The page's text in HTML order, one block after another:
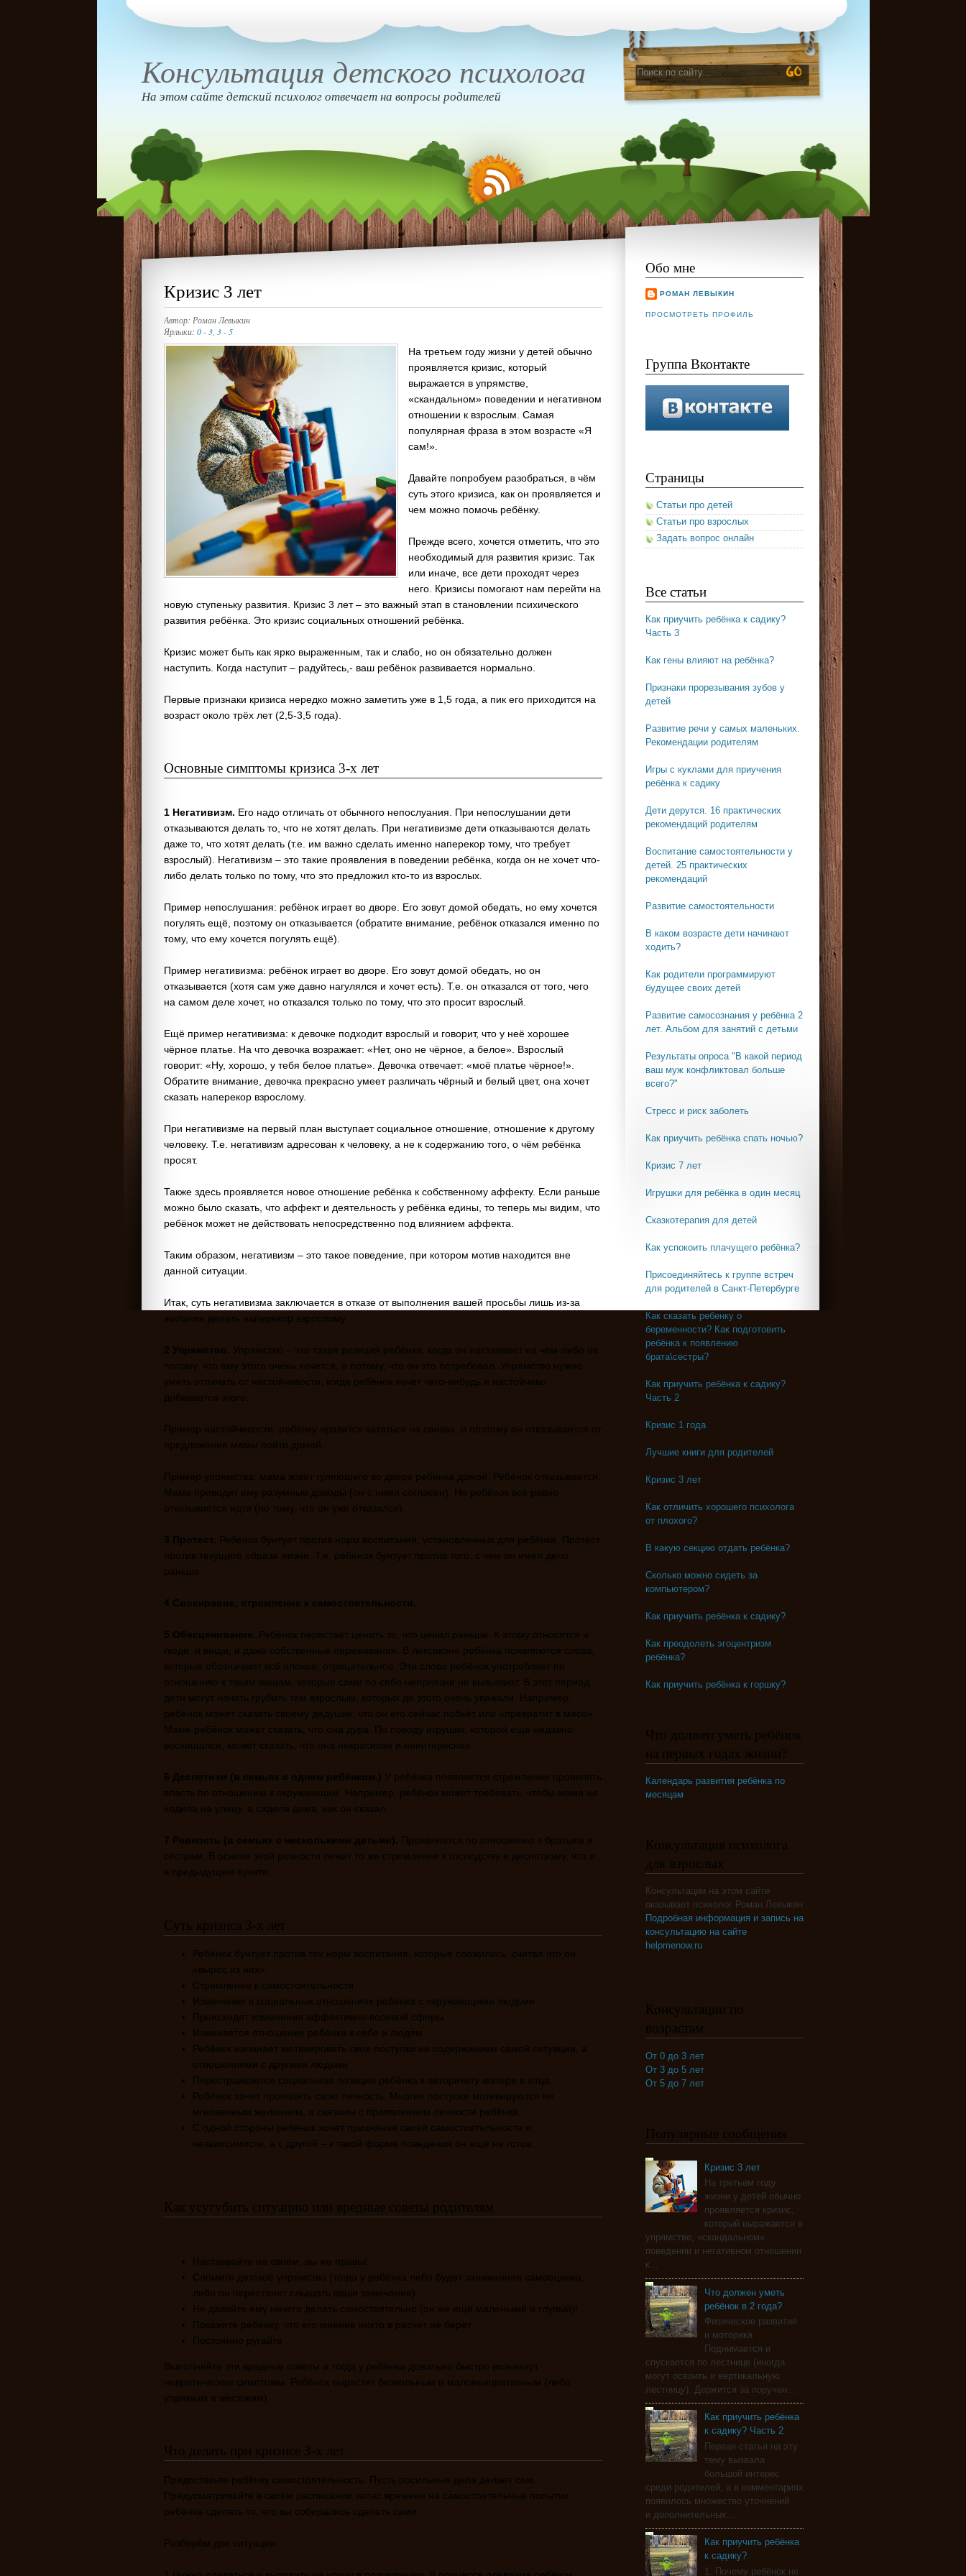
Консультация детского психолога
На этом сайте детский психолог отвечает на вопросы родителей
Кризис 3 лет
Автор: Роман Левыкин
Ярлыки: 0 - 3 3 - 5
На третьем году жизни у детей обычно
проявляется кризис, который
выражается в упрямстве,
«скандальном» поведении и негативном
отношении к взрослым. Самая
популярная фраза в этом возрасте «Я
сам!».
Давайте попробуем разобраться, в чём
суть этого кризиса, как он проявляется и
чем можно помочь ребёнку.
Прежде всего, хочется отметить, что это
необходимый для развития кризис. Так
или иначе, все дети проходят через
него. Кризисы помогают нам перейти на
новую ступеньку развития. Кризис 3 лет – это важный этап в становлении психического
развития ребёнка. Это кризис социальных отношений ребёнка.
Кризис может быть как ярко выраженным, так и слабо, но он обязательно должен
наступить. Когда наступит – радуйтесь,- ваш ребёнок развивается нормально.
Первые признаки кризиса нередко можно заметить уже в 1,5 года, а пик его приходится на
возраст около трёх лет (2,5-3,5 года).
Основные симптомы кризиса 3-х лет
1 Негативизм. Его надо отличать от обычного непослуания. При непослушании дети
отказываются делать то, что не хотят делать. При негативизме дети отказываются делать
даже то, что хотят делать (т.е. им важно сделать именно наперекор тому, что требует
взрослый). Негативизм – это такие проявления в поведении ребёнка, когда он не хочет что-
либо делать только по тому, что это предложил кто-то из взрослых.
Пример непослушания: ребёнок играет во дворе. Его зовут домой обедать, но ему хочется
погулять ещё, поэтому он отказывается (обратите внимание, ребёнок отказался именно по
тому, что ему хочется погулять ещё).
Пример негативизма: ребёнок играет во дворе. Его зовут домой обедать, но он
отказывается (хотя сам уже давно нагулялся и хочет есть). Т.е. он отказался от того, чего
на самом деле хочет, но отказался только по тому, что это просит взрослый.
Ещё пример негативизма: к девочке подходит взрослый и говорит, что у неё хорошее
чёрное платье. На что девочка возражает: «Нет, оно не чёрное, а белое». Взрослый
говорит: «Ну, хорошо, у тебя белое платье». Девочка отвечает: «моё платье чёрное!».
Обратите внимание, девочка прекрасно умеет различать чёрный и белый цвет, она хочет
сказать наперекор взрослому.
При негативизме на первый план выступает социальное отношение, отношение к другому
человеку. Т.е. негативизм адресован к человеку, а не к содержанию того, о чём ребёнка
просят.
Также здесь проявляется новое отношение ребёнка к собственному аффекту. Если раньше
можно было сказать, что аффект и деятельность у ребёнка едины, то теперь мы видим, что
ребёнок может не действовать непосредственно под влиянием аффекта.
Таким образом, негативизм – это такое поведение, при котором мотив находится вне
данной ситуации.
Итак, суть негативизма заключается в отказе от выполнения вашей просьбы лишь из-за
желания делать наперекор взрослому.
2 Упрямство. Упрямство – это такая реакция ребёнка, когда он настаивает на чём-либо не
потому, что ему этого очень хочется, а потому, что он это потребовал. Упрямство нужно
уметь отличать от настойчивости, когда ребёнок хочет чего-нибудь и настойчиво
добивается этого.
Пример настойчивости: ребёнку нравится кататься на санках, и поэтому он отказывается от
предложения мамы пойти домой.
Пример упрямства: мама зовёт гуляющего во дворе ребёнка домой. Ребёнок отказывается.
Мама приводит ему разумные доводы (он с ними согласен). Но ребёнок всё равно
отказывается идти (по тому, что он уже отказался).
3 Протест. Ребёнок бунтует против норм воспитания, установленных для ребёнка. Протест
против текущего образа жизни. Т.е. ребёнок бунтует против того, с чем он имел дело
раньше.
4 Своенравие, стремление к самостоятельности.
5 Обесценивание. Ребёнок перестаёт ценить то, что ценил раньше. К этому относятся и
люди, и вещи, и даже собственные переживания. В лексиконе ребёнка появляются слова,
которые обозначают всё плохое, отрицательное. Эти слова ребёнок употребляет по
отношению к таким вещам, которые сами по себе неприязни не вызывают. В этот период
дети могут начать грубить тем взрослым, которых до этого очень уважали. Например,
ребёнок может сказать своему дедушке, что он его сейчас побьёт или «превратит в мясо».
Маме ребёнок может сказать, что она дура. По поводу игрушки, которой ещё недавно
восхищался, может сказать, что она некрасивая и неинтересная.
6 Деспотизм (в семьях с одним ребёнком.) У ребёнка появляется стремление проявлять
власть по отношению к окружающим. Например, ребёнок может требовать, чтобы мама не
ходила на улицу, а сидела дома, как он сказал.
7 Ревность (в семьях с несколькими детьми). Проявляется по отношению к братьям и
сёстрам. В основе этой ревности лежит то же стремление к господству и деспотизму, что и
в предыдущем пункте.
Суть кризиса 3-х лет
Ребёнок бунтует против тех норм воспитания, которые сложились, считая что он
«вырос из них».
Стремление к самостоятельности
Изменения в социальных отношениях ребёнка с окружающими людьми
Происходят изменения аффективно-волевой сферы
Изменяется отношение ребёнка к себе и людям
Ребёнок начинает мотивировать свои поступки не содержанием самой ситуации, а
отношениями с другими людьми
Перестраивается социальная позиция ребёнка к авторитету матери и отца.
Ребёнок хочет проявлять свою личность. Многие поступки мотивируются не
мгновенным желанием, а связаны с проявлением личности ребёнка.
С одной стороны ребёнок хочет признания своей самостоятельности и
независимости, а с другой – к такой форме поведения он ещё не готов.
Как усугубить ситуацию или вредные советы родителям
Настаивайте на своём, вы же правы!
Сломите детское упрямство (тогда у ребёнка либо будет заниженная самооценка,
либо он перестанет слышать ваши замечания)
Не давайте ему ничего делать самостоятельно (он же ещё маленький и глупый)!
Покажите ребёнку, что его мнение никто в расчёт не берёт
Постоянно ругайте
Выполняйте эти вредные советы и тогда у ребёнка довольно быстро возникнут
невротические симптомы. Ребёнок вырастит безвольным и малоинициативным (либо
упрямым и жестоким).
Что делать при кризисе 3-х лет
Предоставьте ребёнку самостоятельность. Пусть посильные дела делает сам.
Предусматривайте в своём расписании запас времени на самостоятельные попытки
ребёнка сделать то, что вы собирались сделать сами.
Разберём две ситуации:
Обо мне
РОМАН ЛЕВЫКИН
ПРОСМОТРЕТЬ ПРОФИЛЬ
Группа Вконтакте
Страницы
Статьи про детей
Статьи про взрослых
Задать вопрос онлайн
Все статьи
Как приучить ребёнка к садику?
Часть 3
Как гены влияют на ребёнка?
Признаки прорезывания зубов у
детей
Развитие речи у самых маленьких.
Рекомендации родителям
Игры с куклами для приучения
ребёнка к садику
Дети дерутся. 16 практических
рекомендаций родителям
Воспитание самостоятельности у
детей. 25 практических
рекомендаций
Развитие самостоятельности
В каком возрасте дети начинают
ходить?
Как родители программируют
будущее своих детей
Развитие самосознания у ребёнка 2
лет. Альбом для занятий с детьми
Результаты опроса "В какой период
ваш муж конфликтовал больше
всего?"
Стресс и риск заболеть
Как приучить ребёнка спать ночью?
Кризис 7 лет
Игрушки для ребёнка в один месяц
Сказкотерапия для детей
Как успокоить плачущего ребёнка?
Присоединяйтесь к группе встреч
для родителей в Санкт-Петербурге
Как сказать ребенку о
беременности? Как подготовить
ребёнка к появлению
брата\сестры?
Как приучить ребёнка к садику?
Часть 2
Кризис 1 года
Лучшие книги для родителей
Кризис 3 лет
Как отличить хорошего психолога
от плохого?
В какую секцию отдать ребёнка?
Сколько можно сидеть за
компьютером?
Как приучить ребёнка к садику?
Как преодолеть эгоцентризм
ребёнка?
Как приучить ребёнка к горшку?
Что должен уметь ребёнок
на первых годах жизни?
Календарь развития ребёнка по
месяцам
Консультация психолога
для взрослых
Консультации на этом сайте
оказывает психолог Роман Левыкин
Подробная информация и запись на
консультацию на сайте
helpmenow.ru
Консультации по
возрастам
От 0 до 3 лет
От 3 до 5 лет
От 5 до 7 лет
Популярные сообщения
Кризис 3 лет
На третьем году
жизни у детей обычно
проявляется кризис,
который выражается в
упрямстве, «скандальном»
поведении и негативном отношении
к...
Что должен уметь
ребёнок в 2 года?
Физическое развитие
и моторика
Поднимается и
спускается по лестнице (иногда
могут освоить и вертикальную
лестницу). Держится за поручен...
Как приучить ребёнка
к садику? Часть 2
Первая статья на эту
тему вызвала
большой интерес
среди родителей, а в комментариях
появилось множество уточнений
и дополнительных...
Как приучить ребёнка
к садику?
1. Почему ребёнок не